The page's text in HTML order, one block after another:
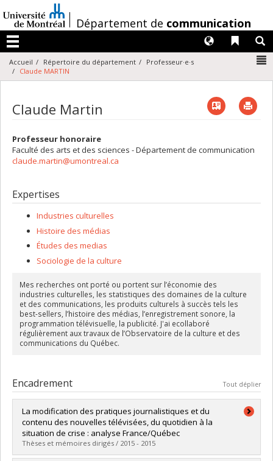
au
contenu
/Département de communication
Menu
Liens
Langues
Accueil Répertoire du département
Professeur·e·s
Claude MARTIN
Claude Martin Vcard
Professeur honoraire
Faculté des arts et des sciences - Département de communication
claude.martin@umontreal.ca
Expertises
Industries culturelles
Histoire des médias
Études des medias
Sociologie de la culture
Mes recherches ont porté ou portent sur l’économie des
industries culturelles, les statistiques des domaines de la culture
et des communications, les produits culturels à succès tels les
best-sellers, l’histoire des médias, l’enregistrement sonore, la
programmation télévisuelle, la publicité. J'ai ecollaboré
régulièrement aux travaux de l’Observatoire de la culture et des
communications du Québec.
Encadrement Tout déplier
La modification des pratiques journalistiques et du
contenu des nouvelles télévisées, du quotidien à la
situation de crise : analyse France/Québec
Thèses et mémoires dirigés / 2015 - 2015